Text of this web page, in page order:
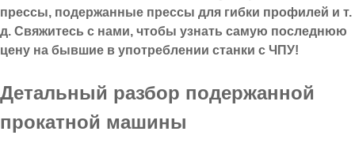
прессы, подержанные прессы для гибки профилей и т.
д. Свяжитесь с нами, чтобы узнать самую последнюю
цену на бывшие в употреблении станки с ЧПУ!
Детальный разбор подержанной
прокатной машины